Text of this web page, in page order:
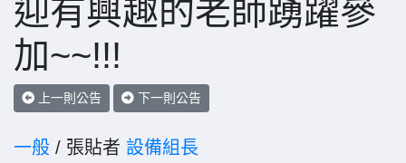
迎有興趣的老師踴躍參
加~~!!!
上一則公告 下一則公告
一般 / 張貼者 設備組長